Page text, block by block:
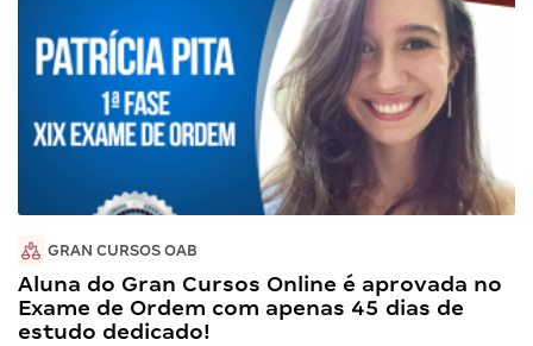
GRAN CURSOS OAB
Aluna do Gran Cursos Online é aprovada no
Exame de Ordem com apenas 45 dias de
estudo dedicado!